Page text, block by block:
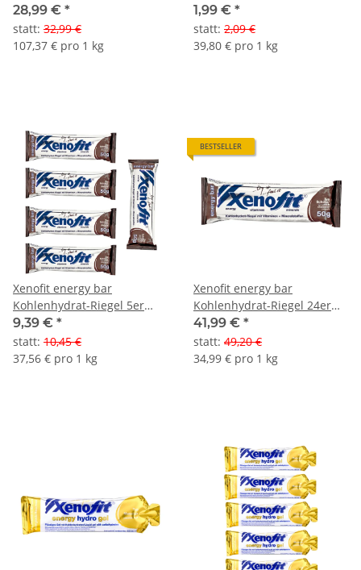
28,99 € *
statt: 32,99 €
107,37 € pro 1 kg
1,99 € *
statt: 2,09 €
39,80 € pro 1 kg
Xenofit energy bar
Kohlenhydrat-Riegel 5er
Pack
9,39 € *
statt: 10,45 €
37,56 € pro 1 kg
BESTSELLER
Xenofit energy bar
Kohlenhydrat-Riegel 24er
Box
41,99 € *
statt: 49,20 €
34,99 € pro 1 kg